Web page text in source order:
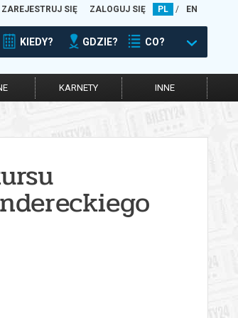
ZAREJESTRUJ SIĘ ZALOGUJ SIĘ PL / EN
KIEDY? GDZIE? CO?
KARNETY INNE